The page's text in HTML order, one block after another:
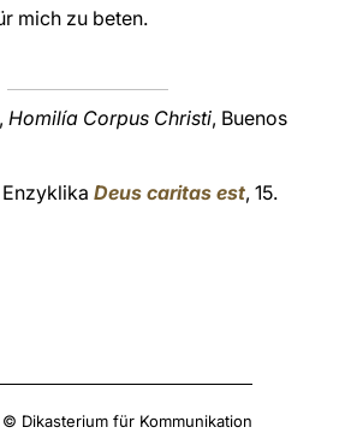
mich zu beten.
Homilía Corpus Christi, Buenos
Deus caritas est, 15.
Dikasterium für Kommunikation